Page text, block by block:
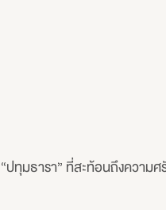
ทุมธารา” ที่สะท้อนถึงความ